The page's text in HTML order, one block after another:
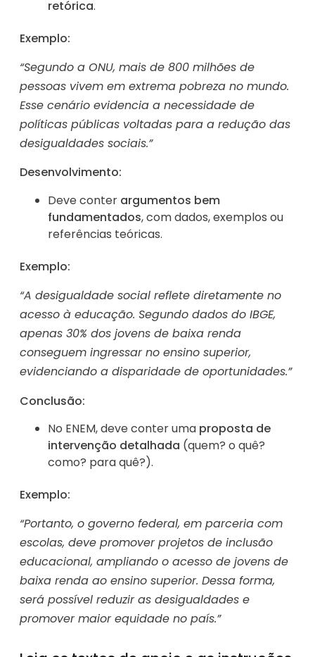
retórica.
Exemplo:
“Segundo a ONU, mais de 800 milhões de
pessoas vivem em extrema pobreza no mundo.
Esse cenário evidencia a necessidade de
políticas públicas voltadas para a redução das
desigualdades sociais.”
Desenvolvimento:
Deve conter argumentos bem
fundamentados, com dados, exemplos ou
referências teóricas.
Exemplo:
“A desigualdade social reflete diretamente no
acesso à educação. Segundo dados do IBGE,
apenas 30% dos jovens de baixa renda
conseguem ingressar no ensino superior,
evidenciando a disparidade de oportunidades.”
Conclusão:
No ENEM, deve conter uma proposta de
intervenção detalhada (quem? o quê?
como? para quê?).
Exemplo:
“Portanto, o governo federal, em parceria com
escolas, deve promover projetos de inclusão
educacional, ampliando o acesso de jovens de
baixa renda ao ensino superior. Dessa forma,
será possível reduzir as desigualdades e
promover maior equidade no país.”